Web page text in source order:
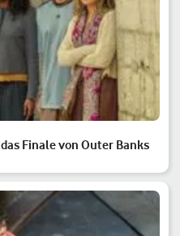
Finale von Outer Banks